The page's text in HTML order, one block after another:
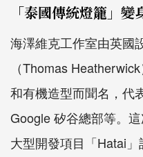
「泰國傳統燈籠」變
海澤維克工作室由英國
（Thomas
和有機造型而聞名，代
Google 矽谷總部等。
大型開發項目「Hatai